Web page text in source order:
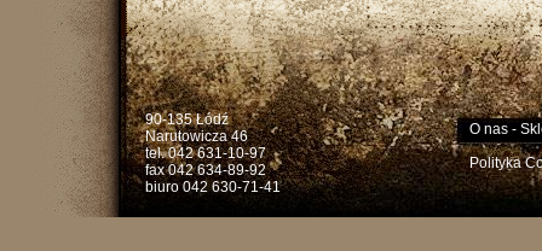
90-135 Łódź
Narutowicza 46
tel. 042 631-10-97
fax 042 634-89-92
biuro 042 630-71-41
O nas-
Polityka